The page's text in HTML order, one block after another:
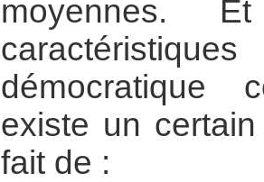
moyennes.
démocratique
existe un
fait de :